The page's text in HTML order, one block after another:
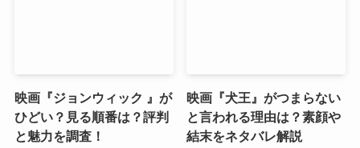
映画『ジョンウィック 』が
ひどい？見る順番は？評判
と魅力を調査！
映画『犬王』がつまらない
と言われる理由は？素顔や
結末をネタバレ解説